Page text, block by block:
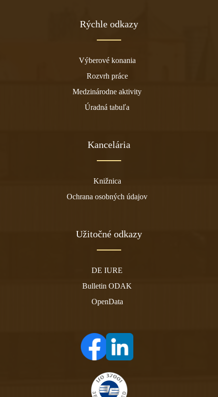
Rýchle odkazy
Výberové konania
Rozvrh práce
Medzinárodne aktivity
Úradná tabuľa
Kancelária
Knižnica
Ochrana osobných údajov
Užitočné odkazy
DE IURE
Bulletin ODAK
OpenData
(otvára sa v novom tabe)
(otvára sa v novom tabe)